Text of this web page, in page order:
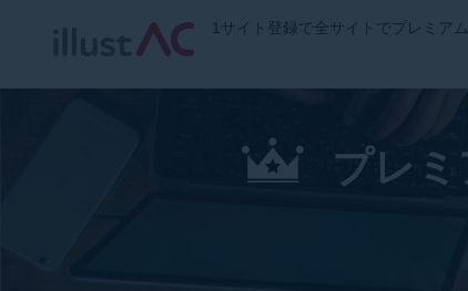
1サイト登録で全サイトでプレミアム
プレ